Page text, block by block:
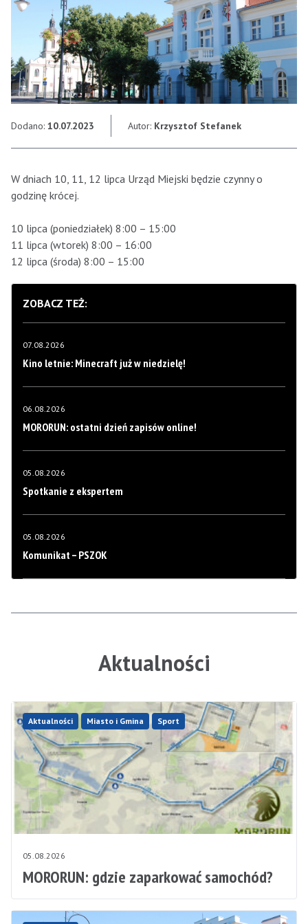
Dodano: 10.07.2023 Autor: Krzysztof Stefanek
W dniach 10, 11, 12 lipca Urząd Miejski będzie czynny o
godzinę krócej.
10 lipca (poniedziałek) 8:00 – 15:00
11 lipca (wtorek) 8:00 – 16:00
12 lipca (środa) 8:00 – 15:00
ZOBACZ TEŻ:
07.08.2026
Kino letnie: Minecraft już w niedzielę!
06.08.2026
MORORUN: ostatni dzień zapisów online!
05.08.2026
Spotkanie z ekspertem
05.08.2026
Komunikat – PSZOK
Aktualności
Aktualności Miasto i Gmina Sport
05.08.2026
MORORUN: gdzie zaparkować samochód?